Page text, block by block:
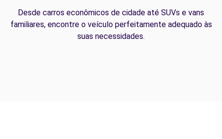
Desde carros econômicos de cidade até SUVs e vans
familiares, encontre o veículo perfeitamente adequado às
suas necessidades.